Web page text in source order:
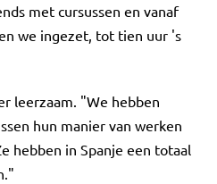
met cursussen en vanaf
we ingezet, tot tien uur 's
leerzaam. "We hebben
hun manier van werken
hebben in Spanje een totaal